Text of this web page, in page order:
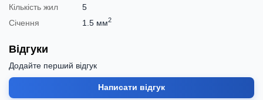
Кількість жил
5
Січення
1.5 мм2
Відгуки
Додайте перший відгук
Написати відгук